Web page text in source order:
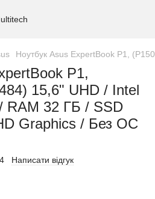
Ноутбук Asus ExpertBook P1,
P1,
15,6" UHD / Intel
RAM 32 ГБ / SSD
Graphics / Без ОС
Написати відгук